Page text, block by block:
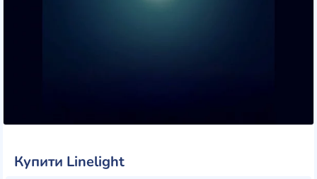
Купити Linelight